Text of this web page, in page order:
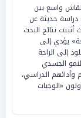
واسع بين
دراسة حديثة عن
نتائج البحث
يؤدي إلى
إلى الراحة
الجسدي
وأدائهم الدراسي،
«الوجبات